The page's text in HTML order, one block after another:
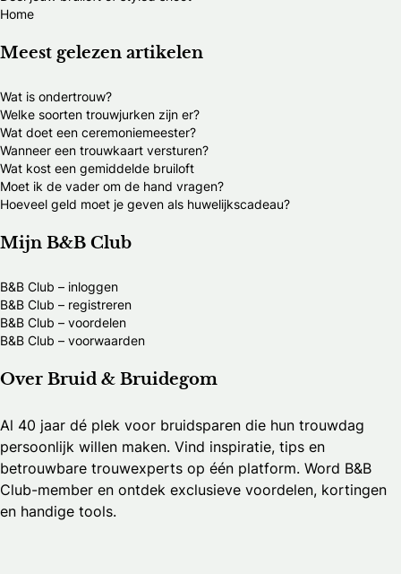
Home
Meest gelezen artikelen
Wat is ondertrouw?
Welke soorten trouwjurken zijn er?
Wat doet een ceremoniemeester?
Wanneer een trouwkaart versturen?
Wat kost een gemiddelde bruiloft
Moet ik de vader om de hand vragen?
Hoeveel geld moet je geven als huwelijkscadeau?
Mijn B&B Club
B&B Club – inloggen
B&B Club – registreren
B&B Club – voordelen
B&B Club – voorwaarden
Over Bruid & Bruidegom
Al 40 jaar dé plek voor bruidsparen die hun trouwdag
persoonlijk willen maken. Vind inspiratie, tips en
betrouwbare trouwexperts op één platform. Word B&B
Club-member en ontdek exclusieve voordelen, kortingen
en handige tools.